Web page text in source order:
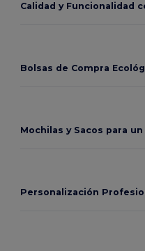
Calidad y Funcionalidad
Bolsas de Compra
Mochilas y Sacos para
Personalización